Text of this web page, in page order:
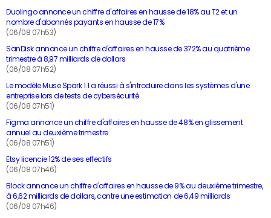
Duolingo annonce un chiffre d'affaires en hausse de 18% au T2 et un
nombre d'abonnés payants en hausse de 17%
(06/08 07h53)
SanDisk annonce un chiffre d'affaires en hausse de 372% au quatrième
trimestre à 8,97 milliards de dollars
(06/08 07h52)
Le modèle Muse Spark 1.1 a réussi à s'introduire dans les systèmes d'une
entreprise lors de tests de cybersécurité
(06/08 07h51)
Figma annonce un chiffre d'affaires en hausse de 48% en glissement
annuel au deuxième trimestre
(06/08 07h51)
Etsy licencie 12% de ses effectifs
(06/08 07h46)
Block annonce un chiffre d'affaires en hausse de 9% au deuxième trimestre,
à 6,62 milliards de dollars, contre une estimation de 6,49 milliards
(06/08 07h46)